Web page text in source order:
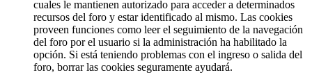
cuales le mantienen autorizado para acceder a determinados
recursos del foro y estar identificado al mismo. Las cookies
proveen funciones como leer el seguimiento de la navegación
del foro por el usuario si la administración ha habilitado la
opción. Si está teniendo problemas con el ingreso o salida del
foro, borrar las cookies seguramente ayudará.